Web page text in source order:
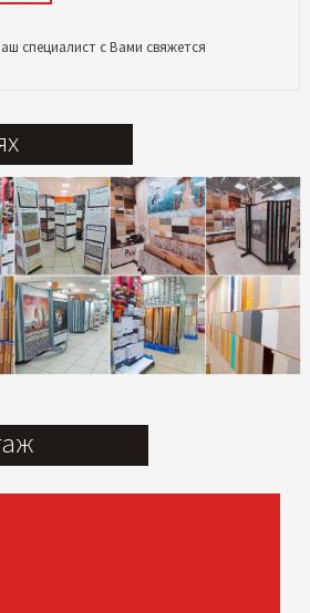
специалист с Вами свяжется